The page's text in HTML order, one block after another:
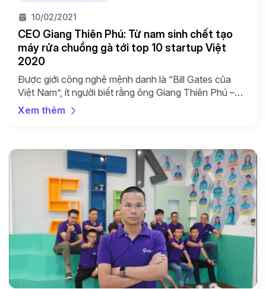
10/02/2021
CEO Giang Thiên Phú: Từ nam sinh chết tạo
máy rửa chuồng gà tới top 10 startup Việt
2020
Được giới công nghệ mệnh danh là “Bill Gates của
Việt Nam”, ít người biết rằng ông Giang Thiên Phú –
CEO Công ty Cổ phần Giải pháp công nghệ Gadget
có con đường học hành gập ghềnh với những quyết
Xem thêm